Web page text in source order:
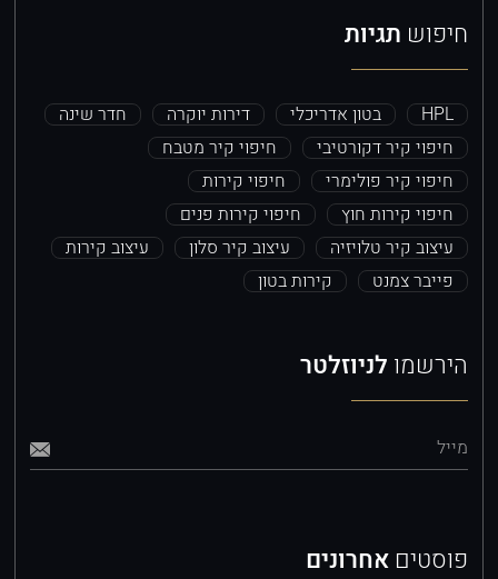
חיפוש תגיות
HPL בטון אדריכלי דירות יוקרה
חדר שינה
חיפוי קיר דקורטיבי
חיפוי קיר מטבח
חיפוי קיר פולימרי
חיפוי קירות
חיפוי קירות חוץ
חיפוי קירות פנים
עיצוב קיר טלויזיה
עיצוב קיר סלון
עיצוב קירות
פייבר צמנט
קירות בטון
הירשמו לניוזלטר
מייל
פוסטיםאחרונים